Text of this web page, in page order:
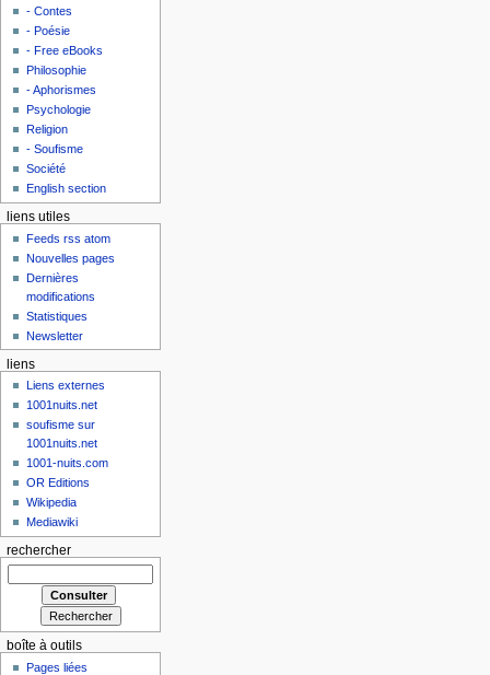
- Contes
- Poésie
- Free eBooks
Philosophie
- Aphorismes
Psychologie
Religion
- Soufisme
Société
English section
liens utiles
Feeds rss atom
Nouvelles pages
Dernières
modifications
Statistiques
Newsletter
liens
Liens externes
1001nuits.net
soufisme sur
1001nuits.net
1001-nuits.com
OR Editions
Wikipedia
Mediawiki
rechercher
boîte à outils
Pages liées